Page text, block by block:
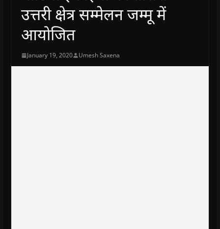
उत्तरी क्षेत्र सम्मेलन जम्मू में
आयोजित
January 19, 2020 Umesh Saxena